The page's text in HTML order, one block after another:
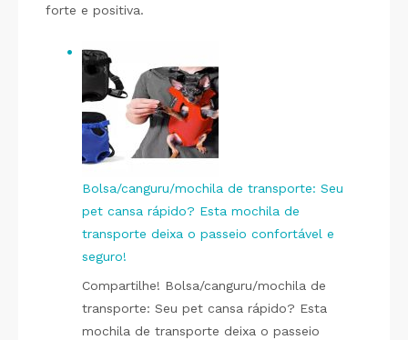
forte e positiva.
Bolsa/canguru/mochila de transporte: Seu
pet cansa rápido? Esta mochila de
transporte deixa o passeio confortável e
seguro!
Compartilhe! Bolsa/canguru/mochila de
transporte: Seu pet cansa rápido? Esta
mochila de transporte deixa o passeio